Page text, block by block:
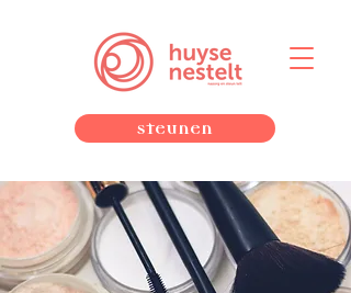
Steunen